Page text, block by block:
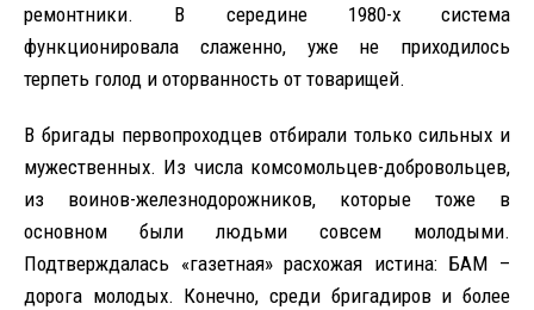
ремонтники. В середине 1980-х система
функционировала слаженно, уже не приходилось
терпеть голод и оторванность от товарищей.
В бригады первопроходцев отбирали только сильных и
мужественных. Из числа комсомольцев-добровольцев,
из воинов-железнодорожников, которые тоже в
основном были людьми совсем молодыми.
Подтверждалась «газетная» расхожая истина: БАМ –
дорога молодых. Конечно, среди бригадиров и более